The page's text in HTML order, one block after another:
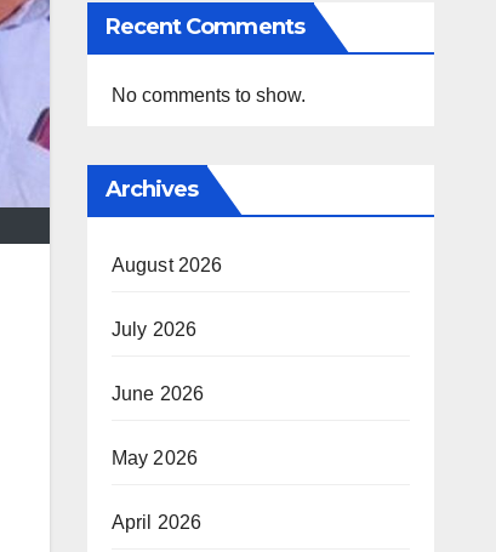
Recent Comments
No comments to show.
Archives
August 2026
July 2026
June 2026
May 2026
April 2026